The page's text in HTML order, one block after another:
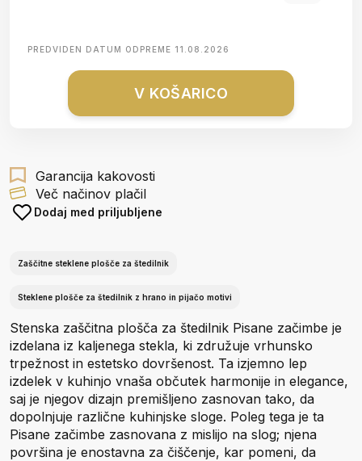
PREDVIDEN DATUM ODPREME 11.08.2026
V KOŠARICO
Garancija kakovosti
Več načinov plačil
Dodaj med priljubljene
Zaščitne steklene plošče za štedilnik
Steklene plošče za štedilnik z hrano in pijačo motivi
Stenska zaščitna plošča za štedilnik Pisane začimbe je
izdelana iz kaljenega stekla, ki združuje vrhunsko
trpežnost in estetsko dovršenost. Ta izjemno lep
izdelek v kuhinjo vnaša občutek harmonije in elegance,
saj je njegov dizajn premišljeno zasnovan tako, da
dopolnjuje različne kuhinjske sloge. Poleg tega je ta
Pisane začimbe zasnovana z mislijo na slog; njena
površina je enostavna za čiščenje, kar pomeni, da